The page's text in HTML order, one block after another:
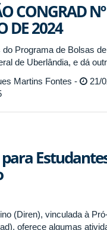
CONGRAD
DE 2024
Programa de Bolsas
de Uberlândia, e dá
Martins Fontes -
21/
(Diren), vinculada à
oferece algumas